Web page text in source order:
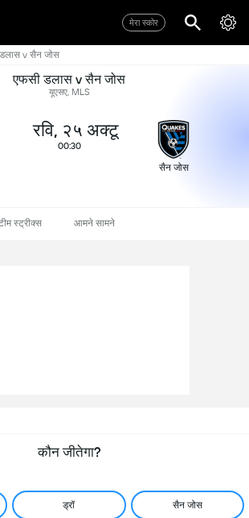
मेरा स्कोर
v सैन जोस
एफसी डलास v सैन जोस
यूएसए, MLS
रवि, २५ अक्टू
00:30
सैन जोस
स्ट्रीक्स आमने सामने
कौन जीतेगा?
ड्रॉ सैन जोस